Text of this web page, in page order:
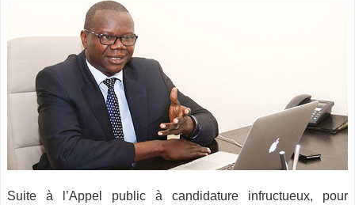
Suite à l’Appel public à candidature infructueux, pour